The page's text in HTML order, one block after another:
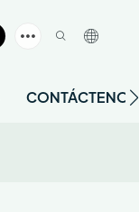
CONTÁCTENOS